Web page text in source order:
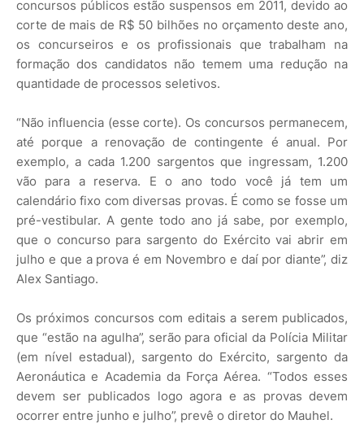
concursos públicos estão suspensos em 2011, devido ao
corte de mais de R$ 50 bilhões no orçamento deste ano,
os concurseiros e os profissionais que trabalham na
formação dos candidatos não temem uma redução na
quantidade de processos seletivos.
“Não influencia (esse corte). Os concursos permanecem,
até porque a renovação de contingente é anual. Por
exemplo, a cada 1.200 sargentos que ingressam, 1.200
vão para a reserva. E o ano todo você já tem um
calendário fixo com diversas provas. É como se fosse um
pré-vestibular. A gente todo ano já sabe, por exemplo,
que o concurso para sargento do Exército vai abrir em
julho e que a prova é em Novembro e daí por diante”, diz
Alex Santiago.
Os próximos concursos com editais a serem publicados,
que “estão na agulha”, serão para oficial da Polícia Militar
(em nível estadual), sargento do Exército, sargento da
Aeronáutica e Academia da Força Aérea. “Todos esses
devem ser publicados logo agora e as provas devem
ocorrer entre junho e julho”, prevê o diretor do Mauhel.